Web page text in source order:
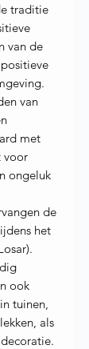
traditie
van de
van
met
voor
ongeluk
de
het
ook
tuinen,
als